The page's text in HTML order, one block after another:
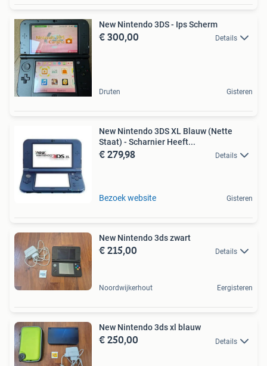
New Nintendo 3DS - Ips Scherm
€ 300,00 Details
Druten Gisteren
New Nintendo 3DS XL Blauw (Nette
Staat) - Scharnier Heeft...
€ 279,98 Details
Bezoek website Gisteren
New Nintendo 3ds zwart
€ 215,00 Details
Noordwijkerhout Eergisteren
New Nintendo 3ds xl blauw
€ 250,00 Details